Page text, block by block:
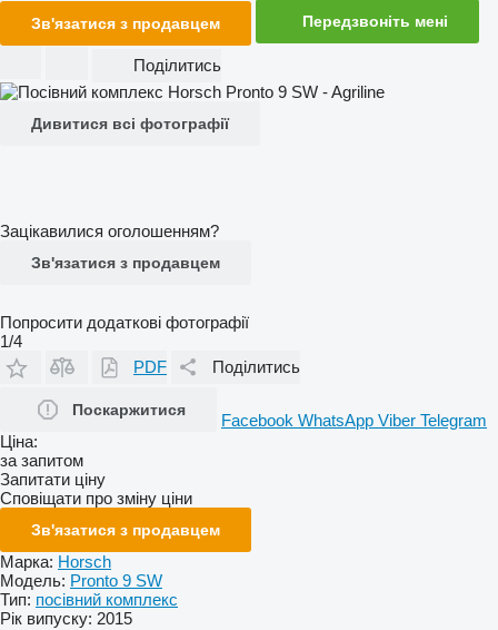
Зв'язатися з продавцем Передзвоніть мені
Поділитись
Дивитися всі фотографії
Зацікавилися оголошенням?
Зв'язатися з продавцем
Попросити додаткові фотографії
1/4
PDF
Поділитись
Поскаржитися
Facebook WhatsApp Viber Telegram
Ціна:
за запитом
Запитати ціну
Сповіщати про зміну ціни
Зв'язатися з продавцем
Марка: Horsch
Модель: Pronto 9 SW
Тип: посівний комплекс
Рік випуску: 2015